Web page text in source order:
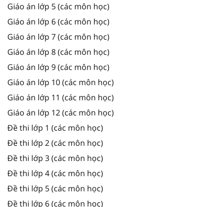
Giáo án lớp 5 (các môn học)
Giáo án lớp 6 (các môn học)
Giáo án lớp 7 (các môn học)
Giáo án lớp 8 (các môn học)
Giáo án lớp 9 (các môn học)
Giáo án lớp 10 (các môn học)
Giáo án lớp 11 (các môn học)
Giáo án lớp 12 (các môn học)
Đề thi lớp 1 (các môn học)
Đề thi lớp 2 (các môn học)
Đề thi lớp 3 (các môn học)
Đề thi lớp 4 (các môn học)
Đề thi lớp 5 (các môn học)
Đề thi lớp 6 (các môn học)